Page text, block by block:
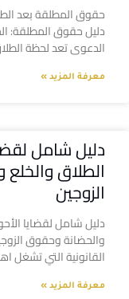
حقوق المطلقة بعد
دليل حقوق المطلقة:
الدعوى تعد لحظة
معرفة المزيد »
دليل شامل
الطلاق
الزوجين
دليل شامل لقضايا
والحضانة وحقوق
القانونية التي تشغل
معرفة المزيد »